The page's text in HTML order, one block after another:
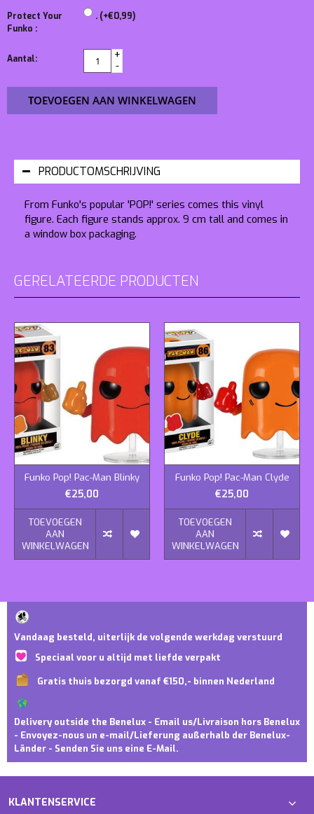
Protect Your
Funko :
. (+€0,99)
Aantal:
+
-
TOEVOEGEN AAN WINKELWAGEN
PRODUCTOMSCHRIJVING
From Funko's popular 'POP!' series comes this vinyl
figure. Each figure stands approx. 9 cm tall and comes in
a window box packaging.
GERELATEERDE PRODUCTEN
Funko Pop! Pac-Man Blinky
€25,00
TOEVOEGEN
AAN
WINKELWAGEN
Funko Pop! Pac-Man Clyde
€25,00
TOEVOEGEN
AAN
WINKELWAGEN
Vandaag besteld, uiterlijk de volgende werkdag verstuurd
Speciaal voor u altijd met liefde verpakt
Gratis thuis bezorgd vanaf €150,- binnen Nederland
Delivery outside the Benelux - Email us/Livraison hors Benelux
- Envoyez-nous un e-mail/Lieferung außerhalb der Benelux-
Länder - Senden Sie uns eine E-Mail.
KLANTENSERVICE